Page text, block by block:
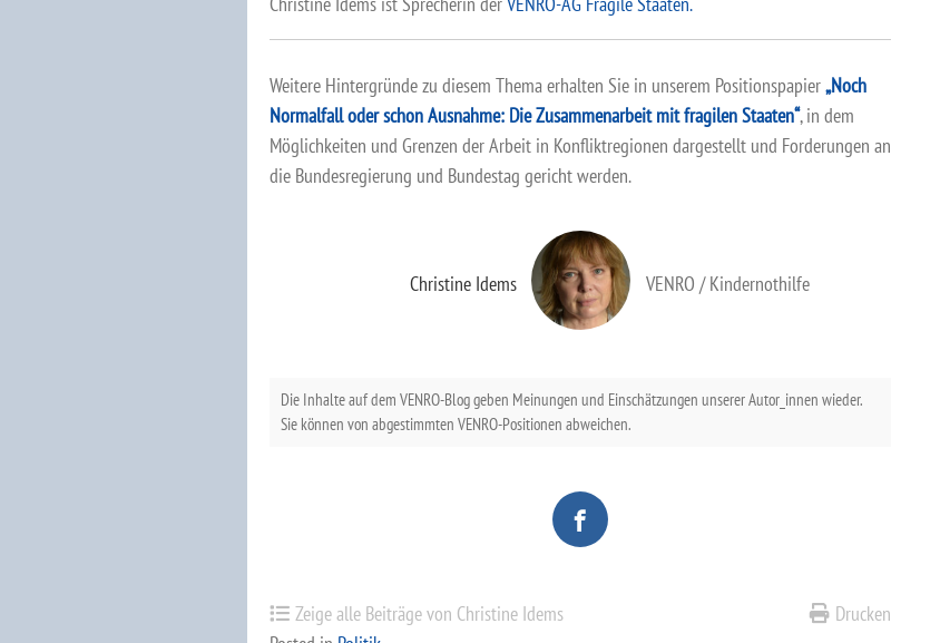
Weitere Hintergründe zu diesem Thema erhalten Sie in unserem Positionspapier„Noch
Normalfall oder schon Ausnahme: Die Zusammenarbeit mit fragilen Staaten“, in dem
Möglichkeiten und Grenzen der Arbeit in Konfliktregionen dargestellt und Forderungen an
die Bundesregierung und Bundestag gericht werden.
Christine Idems VENRO / Kindernothilfe
Die Inhalte auf dem VENRO-Blog geben Meinungen und Einschätzungen unserer Autor_innen wieder.
Sie können von abgestimmten VENRO-Positionen abweichen.
Drucken
Zeige alle Beiträge von Christine Idems